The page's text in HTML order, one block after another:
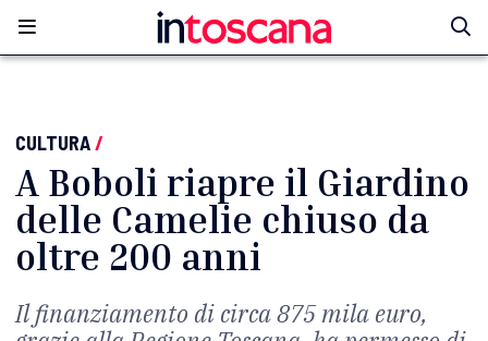
CULTURA/
A Boboli riapre il Giardino
delle Camelie chiuso da
oltre 200 anni
Il finanziamento di circa 875 mila euro,